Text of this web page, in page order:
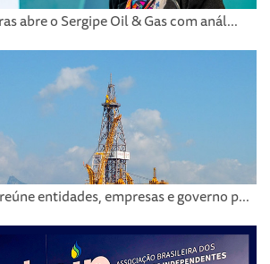
abre o Sergipe Oil & Gas com anál...
entidades, empresas e governo p...